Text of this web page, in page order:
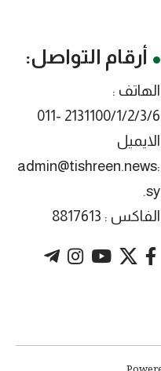
أرقام التواصل:
الهاتف :
2131100/1/2/3/6 -011
الايميل
:admin@tishreen.news
.sy
الفاكس : 8817613